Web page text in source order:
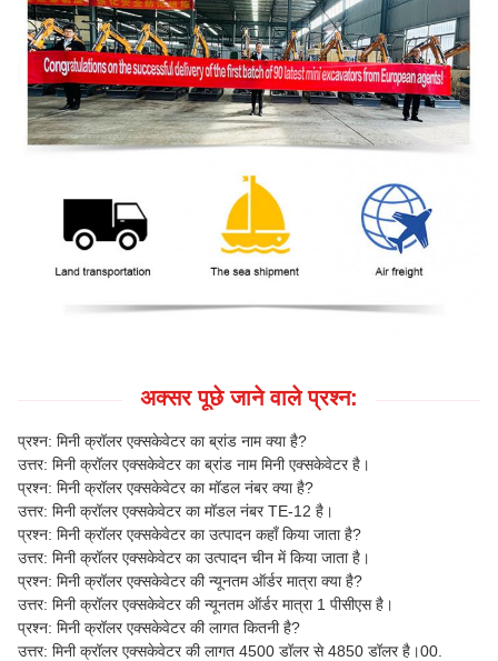
अक्सर पूछे जाने वाले प्रश्न:
प्रश्न: मिनी क्रॉलर एक्सकेवेटर का ब्रांड नाम क्या है?
उत्तर: मिनी क्रॉलर एक्सकेवेटर का ब्रांड नाम मिनी एक्सकेवेटर है।
प्रश्न: मिनी क्रॉलर एक्सकेवेटर का मॉडल नंबर क्या है?
उत्तर: मिनी क्रॉलर एक्सकेवेटर का मॉडल नंबर TE-12 है।
प्रश्न: मिनी क्रॉलर एक्सकेवेटर का उत्पादन कहाँ किया जाता है?
उत्तर: मिनी क्रॉलर एक्सकेवेटर का उत्पादन चीन में किया जाता है।
प्रश्न: मिनी क्रॉलर एक्सकेवेटर की न्यूनतम ऑर्डर मात्रा क्या है?
उत्तर: मिनी क्रॉलर एक्सकेवेटर की न्यूनतम ऑर्डर मात्रा 1 पीसीएस है।
प्रश्न: मिनी क्रॉलर एक्सकेवेटर की लागत कितनी है?
उत्तर: मिनी क्रॉलर एक्सकेवेटर की लागत 4500 डॉलर से 4850 डॉलर है।00.